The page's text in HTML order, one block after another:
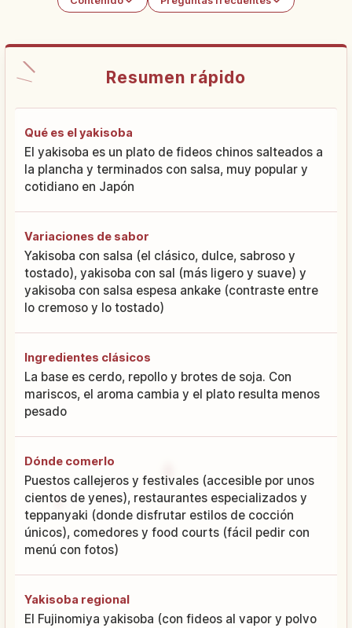
Resumen rápido
Qué es el yakisoba
El yakisoba es un plato de fideos chinos salteados a
la plancha y terminados con salsa, muy popular y
cotidiano en Japón
Variaciones de sabor
Yakisoba con salsa (el clásico, dulce, sabroso y
tostado), yakisoba con sal (más ligero y suave) y
yakisoba con salsa espesa ankake (contraste entre
lo cremoso y lo tostado)
Ingredientes clásicos
La base es cerdo, repollo y brotes de soja. Con
mariscos, el aroma cambia y el plato resulta menos
pesado
Dónde comerlo
Puestos callejeros y festivales (accesible por unos
cientos de yenes), restaurantes especializados y
teppanyaki (donde disfrutar estilos de cocción
únicos), comedores y food courts (fácil pedir con
menú con fotos)
Yakisoba regional
El Fujinomiya yakisoba (con fideos al vapor y polvo